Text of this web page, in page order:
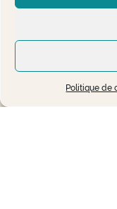
Politique de
Mentions légales
Politiques de
Politique de cookies